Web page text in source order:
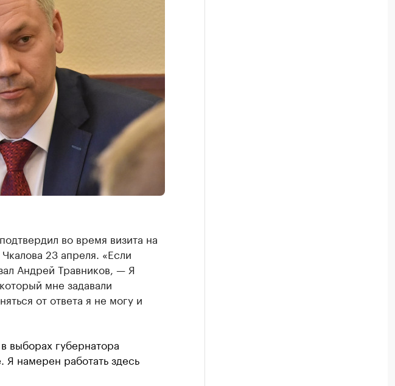
во время визита на
23 апреля. «Если
Андрей Травников, — Я
мне задавали
от ответа я не могу и
выборах губернатора
Я намерен работать здесь